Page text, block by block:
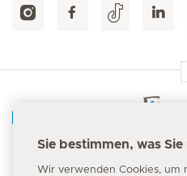
Sie bestimmen, was
Wir verwenden Cookies, um